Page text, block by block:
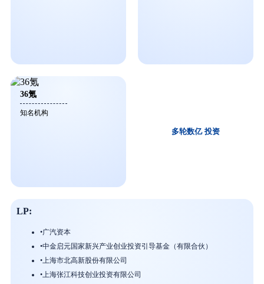
36氪
知名机构
多轮数亿 投资
LP:
•广汽资本
•中金启元国家新兴产业创业投资引导基金（有限合伙）
•上海市北高新股份有限公司
•上海张江科技创业投资有限公司